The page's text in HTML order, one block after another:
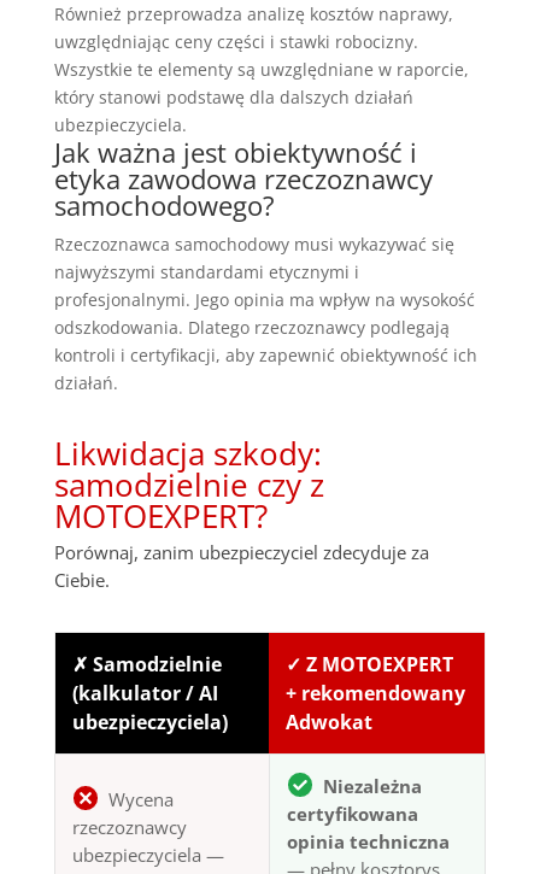
Również przeprowadza analizę kosztów naprawy,
uwzględniając ceny części i stawki robocizny.
Wszystkie te elementy są uwzględniane w raporcie,
który stanowi podstawę dla dalszych działań
ubezpieczyciela.
Jak ważna jest obiektywność i
etyka zawodowa rzeczoznawcy
samochodowego?
Rzeczoznawca samochodowy musi wykazywać się
najwyższymi standardami etycznymi i
profesjonalnymi. Jego opinia ma wpływ na wysokość
odszkodowania. Dlatego rzeczoznawcy podlegają
kontroli i certyfikacji, aby zapewnić obiektywność ich
działań.
Likwidacja szkody:
samodzielnie czy z
MOTOEXPERT?
Porównaj, zanim ubezpieczyciel zdecyduje za
Ciebie.
✗ Samodzielnie
(kalkulator / AI
ubezpieczyciela)
✓ Z MOTOEXPERT
+ rekomendowany
Adwokat
Wycena
rzeczoznawcy
ubezpieczyciela —
Niezależna
certyfikowana
opinia techniczna
— pełny kosztorys